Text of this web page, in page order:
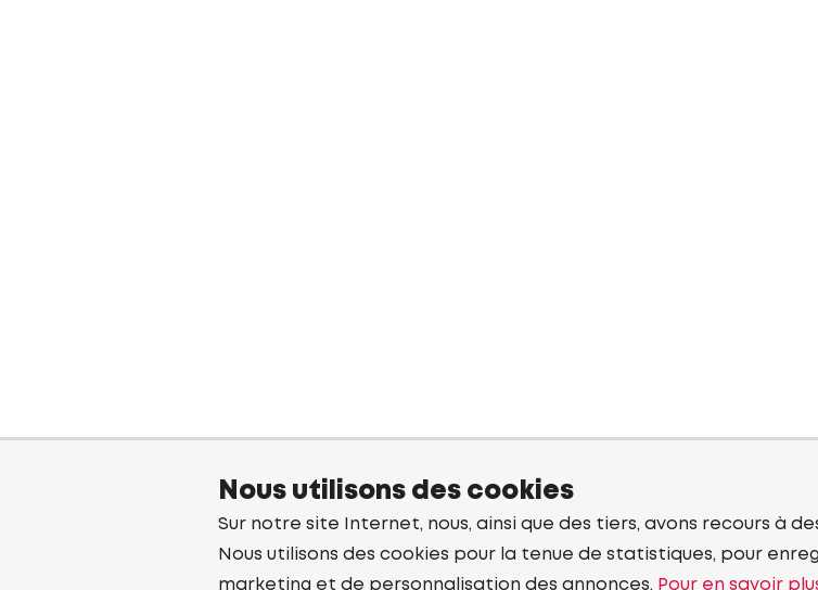
Nous utilisons des cookies
Sur notre site Internet, nous, ainsi que des tiers, avons recours à
Nous utilisons des cookies pour la tenue de statistiques, pour
marketing et de personnalisation des annonces. Pour en savoir